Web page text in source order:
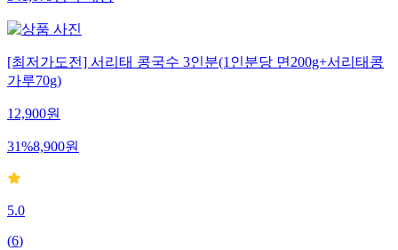
[최저가도전] 서리태 콩국수 3인분(1인분당 면200g+서리태콩
가루70g)
12,900원
31%8,900원
5.0
(6)